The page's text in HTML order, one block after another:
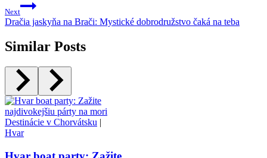
Next
Dračia jaskyňa na Brači: Mystické dobrodružstvo čaká na teba
Similar Posts
Destinácie v Chorvátsku |
Hvar